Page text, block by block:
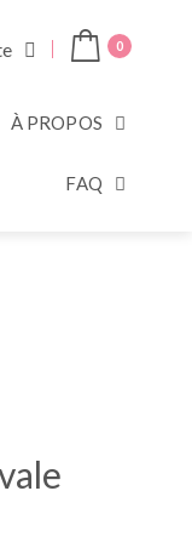
0
À PROPOS
FAQ